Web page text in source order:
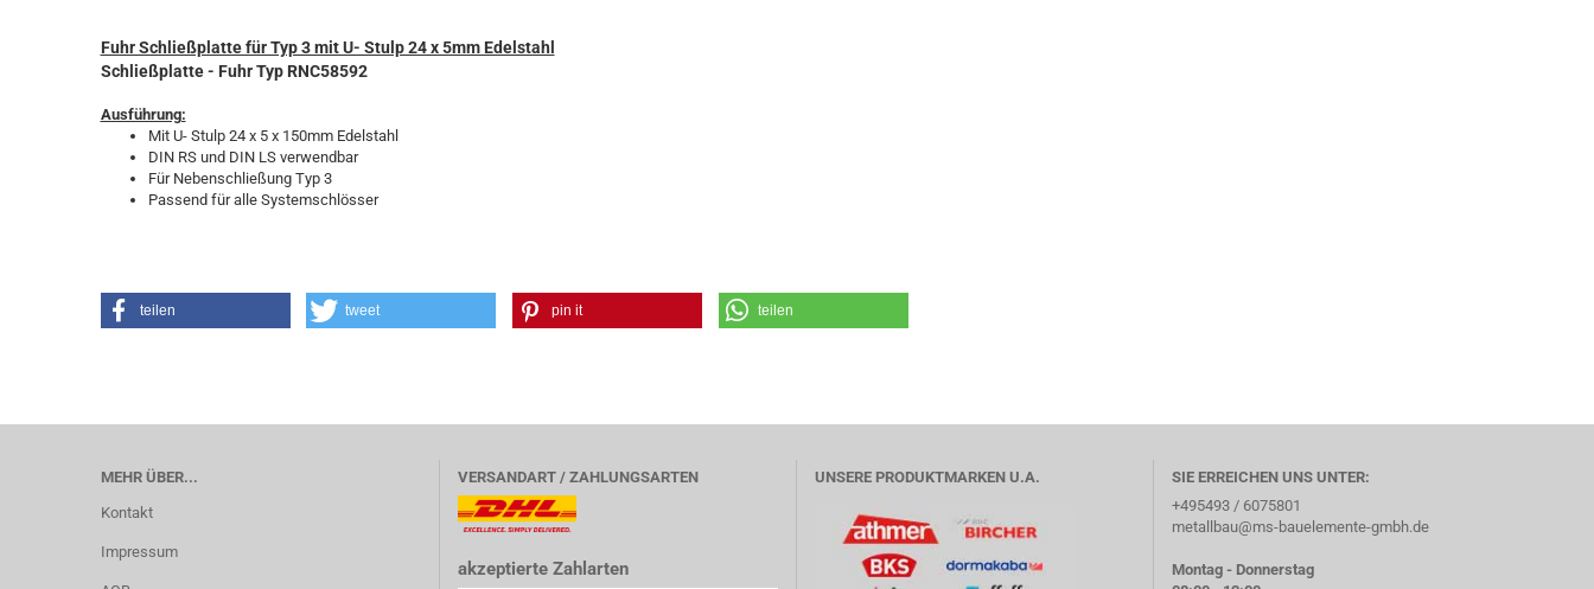
Fuhr Schließplatte für Typ 3 mit U- Stulp 24 x 5mm Edelstahl
Schließplatte - Fuhr Typ RNC58592
Ausführung:
Mit U- Stulp 24 x 5 x 150mm Edelstahl
DIN RS und DIN LS verwendbar
Für Nebenschließung Typ 3
Passend für alle Systemschlösser
teilen tweet pin it teilen
MEHR ÜBER...
Kontakt
Impressum
VERSANDART / ZAHLUNGSARTEN
akzeptierte Zahlarten
UNSERE PRODUKTMARKEN U.A.
SIE ERREICHEN UNS UNTER:
+495493 / 6075801
metallbau@ms-bauelemente-gmbh.de
Montag - Donnerstag